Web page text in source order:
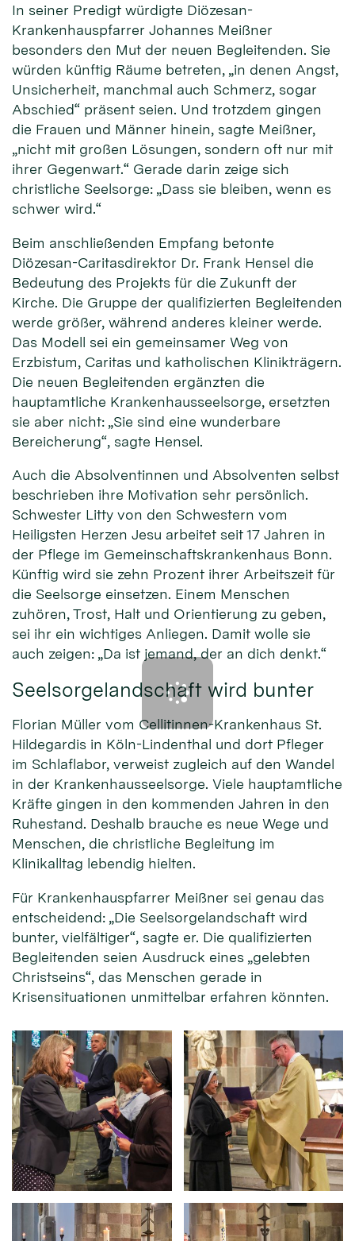
In seiner Predigt würdigte Diözesan-
Krankenhauspfarrer Johannes Meißner
besonders den Mut der neuen Begleitenden. Sie
würden künftig Räume betreten, „in denen Angst,
Unsicherheit, manchmal auch Schmerz, sogar
Abschied“ präsent seien. Und trotzdem gingen
die Frauen und Männer hinein, sagte Meißner,
„nicht mit großen Lösungen, sondern oft nur mit
ihrer Gegenwart.“ Gerade darin zeige sich
christliche Seelsorge: „Dass sie bleiben, wenn es
schwer wird.“
Beim anschließenden Empfang betonte
Diözesan-Caritasdirektor Dr. Frank Hensel die
Bedeutung des Projekts für die Zukunft der
Kirche. Die Gruppe der qualifizierten Begleitenden
werde größer, während anderes kleiner werde.
Das Modell sei ein gemeinsamer Weg von
Erzbistum, Caritas und katholischen Klinikträgern.
Die neuen Begleitenden ergänzten die
hauptamtliche Krankenhausseelsorge, ersetzten
sie aber nicht: „Sie sind eine wunderbare
Bereicherung“, sagte Hensel.
Auch die Absolventinnen und Absolventen selbst
beschrieben ihre Motivation sehr persönlich.
Schwester Litty von den Schwestern vom
Heiligsten Herzen Jesu arbeitet seit 17 Jahren in
der Pflege im Gemeinschaftskrankenhaus Bonn.
Künftig wird sie zehn Prozent ihrer Arbeitszeit für
die Seelsorge einsetzen. Einem Menschen
zuhören, Trost, Halt und Orientierung zu geben,
sei ihr ein wichtiges Anliegen. Damit wolle sie
auch zeigen: „Da ist jemand, der an dich denkt.“
Seelsorgelandschaft wird bunter
Florian Müller vom Cellitinnen-Krankenhaus St.
Hildegardis in Köln-Lindenthal und dort Pfleger
im Schlaflabor, verweist zugleich auf den Wandel
in der Krankenhausseelsorge. Viele hauptamtliche
Kräfte gingen in den kommenden Jahren in den
Ruhestand. Deshalb brauche es neue Wege und
Menschen, die christliche Begleitung im
Klinikalltag lebendig hielten.
Für Krankenhauspfarrer Meißner sei genau das
entscheidend: „Die Seelsorgelandschaft wird
bunter, vielfältiger“, sagte er. Die qualifizierten
Begleitenden seien Ausdruck eines „gelebten
Christseins“, das Menschen gerade in
Krisensituationen unmittelbar erfahren könnten.